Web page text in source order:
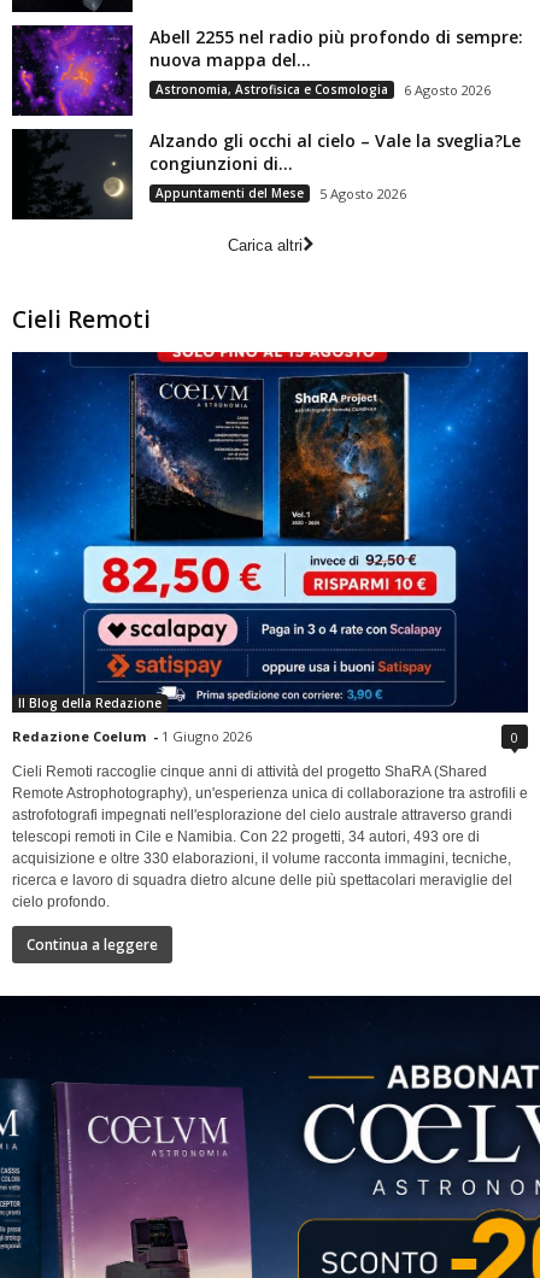
Abell 2255 nel radio più profondo di sempre:
nuova mappa del...
Astronomia, Astrofisica e Cosmologia 6 Agosto 2026
Alzando gli occhi al cielo – Vale la sveglia?Le
congiunzioni di...
Appuntamenti del Mese 5 Agosto 2026
Carica altri
Cieli Remoti
Il Blog della Redazione
Redazione Coelum - 1 Giugno 2026 0
Cieli Remoti raccoglie cinque anni di attività del progetto ShaRA (Shared
Remote Astrophotography), un'esperienza unica di collaborazione tra astrofili e
astrofotografi impegnati nell'esplorazione del cielo australe attraverso grandi
telescopi remoti in Cile e Namibia. Con 22 progetti, 34 autori, 493 ore di
acquisizione e oltre 330 elaborazioni, il volume racconta immagini, tecniche,
ricerca e lavoro di squadra dietro alcune delle più spettacolari meraviglie del
cielo profondo.
Continua a leggere